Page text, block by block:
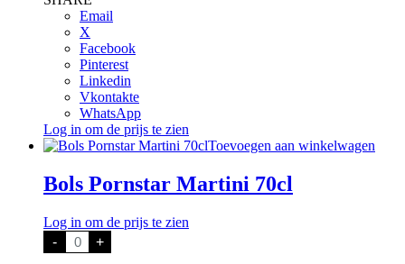
Email
X
Facebook
Pinterest
Linkedin
Vkontakte
WhatsApp
Log in om de prijs te zien
Toevoegen aan winkelwagen
Bols Pornstar Martini 70cl
Log in om de prijs te zien
- Bols
Pornstar
+